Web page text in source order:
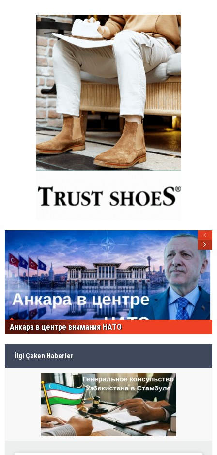
Анкара в центре внимания НАТО
İlgi Çeken Haberler